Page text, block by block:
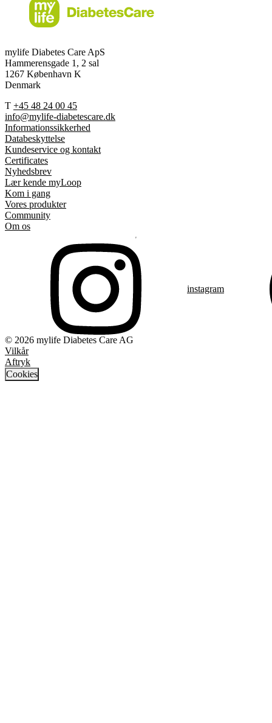
mylife Diabetes Care ApS
Hammerensgade 1, 2 sal
1267 København K
Denmark
T +45 48 24 00 45
info@mylife-diabetescare.dk
Informationssikkerhed
Databeskyttelse
Kundeservice og kontakt
Certificates
Nyhedsbrev
Lær kende myLoop
Kom i gang
Vores produkter
Community
Om os
instagram
© 2026 mylife Diabetes Care AG
Vilkår
Aftryk
Cookies